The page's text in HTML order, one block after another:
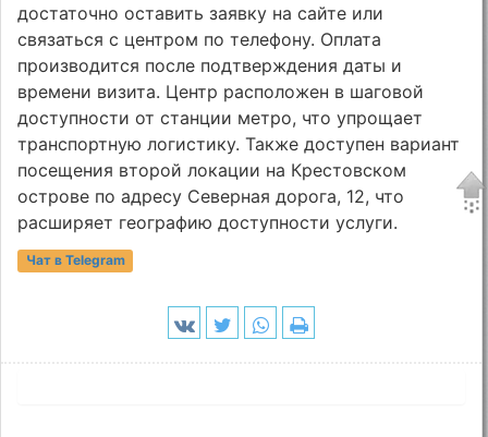
достаточно оставить заявку на сайте или
связаться с центром по телефону. Оплата
производится после подтверждения даты и
времени визита. Центр расположен в шаговой
доступности от станции метро, что упрощает
транспортную логистику. Также доступен вариант
посещения второй локации на Крестовском
острове по адресу Северная дорога, 12, что
расширяет географию доступности услуги.
Чат в Telegram